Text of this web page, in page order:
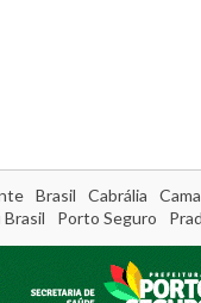
Brasil Cabrália
Brasil Porto Seguro